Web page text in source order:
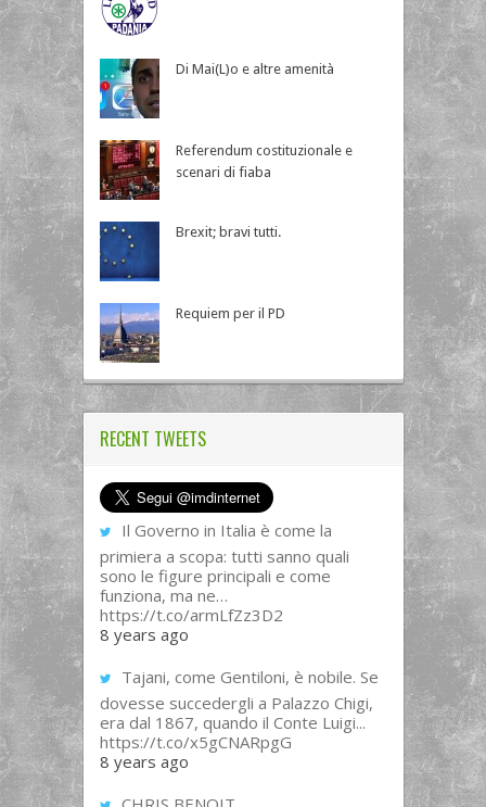
Di Mai(L)o e altre amenità
Referendum costituzionale e
scenari di fiaba
Brexit; bravi tutti.
Requiem per il PD
RECENT TWEETS
Il Governo in Italia è come la
primiera a scopa: tutti sanno quali
sono le figure principali e come
funziona, ma ne…
https://t.co/armLfZz3D2
8 years ago
Tajani, come Gentiloni, è nobile. Se
dovesse succedergli a Palazzo Chigi,
era dal 1867, quando il Conte Luigi...
https://t.co/x5gCNARpgG
8 years ago